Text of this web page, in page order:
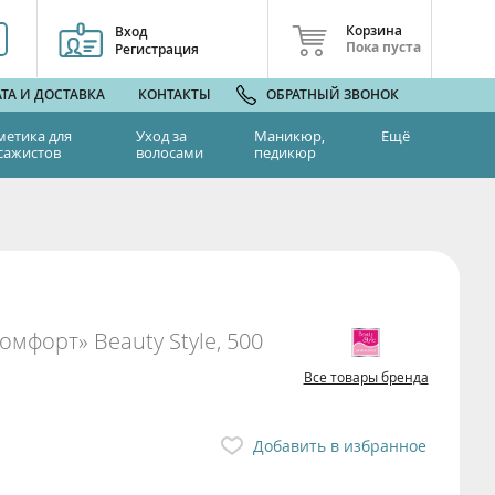
Вход
Регистрация
Корзина
Пока пуста
И ДОСТАВКА КОНТАКТЫ ОБРАТНЫЙ ЗВОНОК
для
Уход за
волосами
Маникюр,
педикюр
Ещё
Beauty Style, 500
Все товары бренда
Добавить в избранное